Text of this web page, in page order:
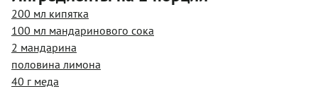
200 мл кипятка
100 мл мандаринового сока
2 мандарина
половина лимона
40 г меда